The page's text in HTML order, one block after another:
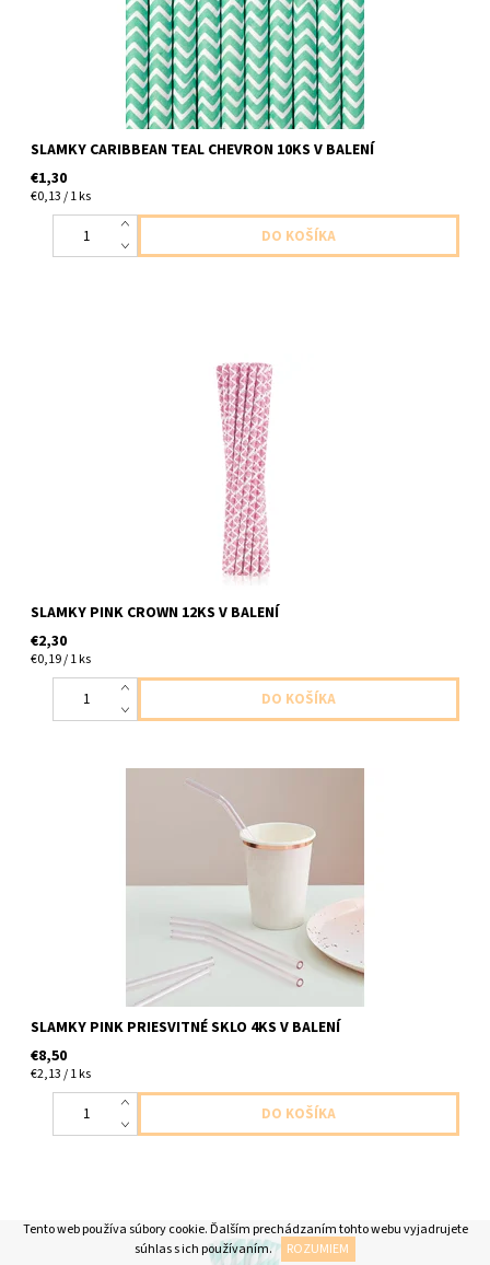
SLAMKY CARIBBEAN TEAL CHEVRON 10KS V BALENÍ
€1,30
€0,13 / 1 ks
papierove slamky s ruzovymi korunkami 12ks v balení dĺžka
SLAMKY PINK CROWN 12KS V BALENÍ
€2,30
€0,19 / 1 ks
sklené slamky priesvitne ružove 4ks baleni balenie obsahuje aj
SLAMKY PINK PRIESVITNÉ SKLO 4KS V BALENÍ
€8,50
€2,13 / 1 ks
Tento web používa súbory cookie. Ďalším prechádzaním tohto webu vyjadrujete
súhlas s ich používaním.
ROZUMIEM